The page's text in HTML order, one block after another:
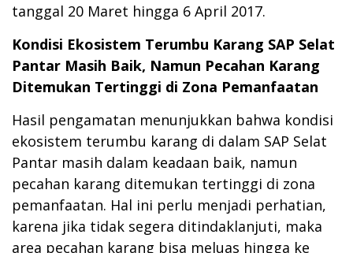
tanggal 20 Maret hingga 6 April 2017.
Kondisi Ekosistem Terumbu Karang SAP Selat
Pantar Masih Baik, Namun Pecahan Karang
Ditemukan Tertinggi di Zona Pemanfaatan
Hasil pengamatan menunjukkan bahwa kondisi
ekosistem terumbu karang di dalam SAP Selat
Pantar masih dalam keadaan baik, namun
pecahan karang ditemukan tertinggi di zona
pemanfaatan. Hal ini perlu menjadi perhatian,
karena jika tidak segera ditindaklanjuti, maka
area pecahan karang bisa meluas hingga ke